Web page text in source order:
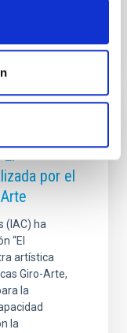
por el
(IAC) ha
“El
artística
Giro-Arte,
la
la